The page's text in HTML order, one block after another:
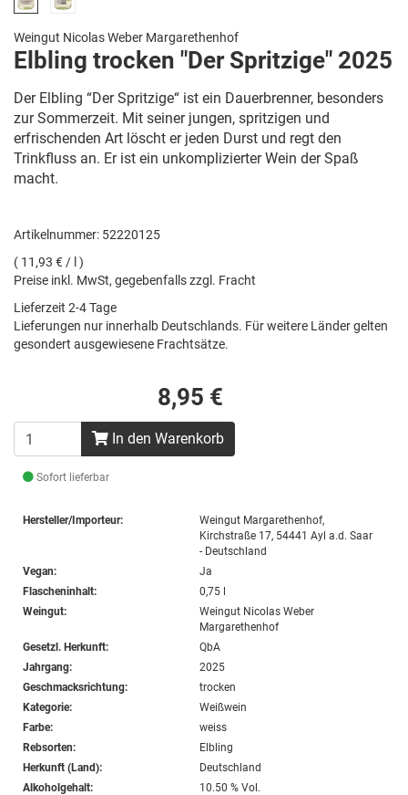
Weingut Nicolas Weber Margarethenhof
Elbling trocken "Der Spritzige" 2025
Der Elbling “Der Spritzige“ ist ein Dauerbrenner, besonders
zur Sommerzeit. Mit seiner jungen, spritzigen und
erfrischenden Art löscht er jeden Durst und regt den
Trinkfluss an. Er ist ein unkomplizierter Wein der Spaß
macht.
Artikelnummer: 52220125
( 11,93 € / l )
Preise inkl. MwSt, gegebenfalls zzgl. Fracht
Lieferzeit 2-4 Tage
Lieferungen nur innerhalb Deutschlands. Für weitere Länder gelten
gesondert ausgewiesene Frachtsätze.
8,95 €
In den Warenkorb
Sofort lieferbar
Hersteller/Importeur:
Weingut Margarethenhof,
Kirchstraße 17, 54441 Ayl a.d. Saar
- Deutschland
Vegan:
Ja
Flascheninhalt:
0,75 l
Weingut:
Weingut Nicolas Weber
Margarethenhof
Gesetzl. Herkunft:
QbA
Jahrgang:
2025
Geschmacksrichtung:
trocken
Kategorie:
Weißwein
Farbe:
weiss
Rebsorten:
Elbling
Herkunft (Land):
Deutschland
Alkoholgehalt:
10.50 % Vol.